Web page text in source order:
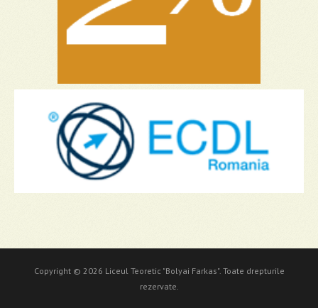
Copyright © 2026 Liceul Teoretic "Bolyai Farkas". Toate drepturile
rezervate.